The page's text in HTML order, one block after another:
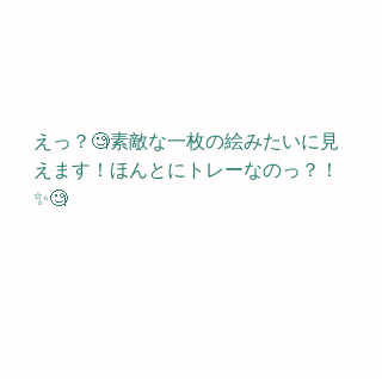
えっ？🧐素敵な一枚の絵みたいに見
えます！ほんとにトレーなのっ？！
✨🧐